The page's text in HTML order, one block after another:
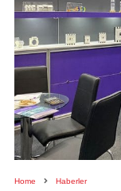
Home Haberler